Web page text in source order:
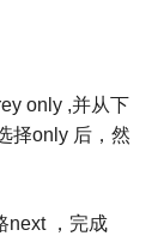
only ,并从下
择only 后，然
next ，完成